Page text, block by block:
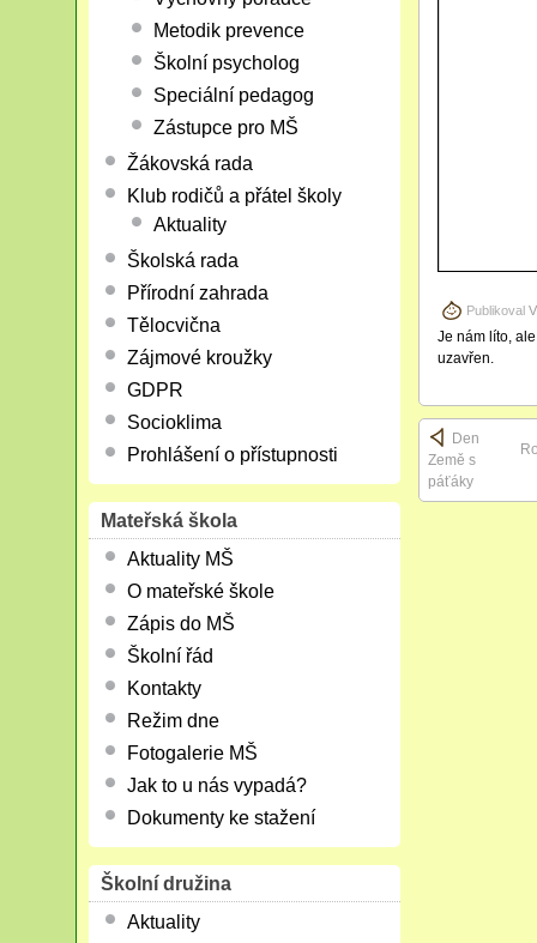
Publikoval
Je nám líto,
uzavřen.
Den
Země s
páťáky
Metodik prevence
Školní psycholog
Speciální pedagog
Zástupce pro MŠ
Žákovská rada
Klub rodičů a přátel školy
Aktuality
Školská rada
Přírodní zahrada
Tělocvična
Zájmové kroužky
GDPR
Socioklima
Prohlášení o přístupnosti
Mateřská škola
Aktuality MŠ
O mateřské škole
Zápis do MŠ
Školní řád
Kontakty
Režim dne
Fotogalerie MŠ
Jak to u nás vypadá?
Dokumenty ke stažení
Školní družina
Aktuality